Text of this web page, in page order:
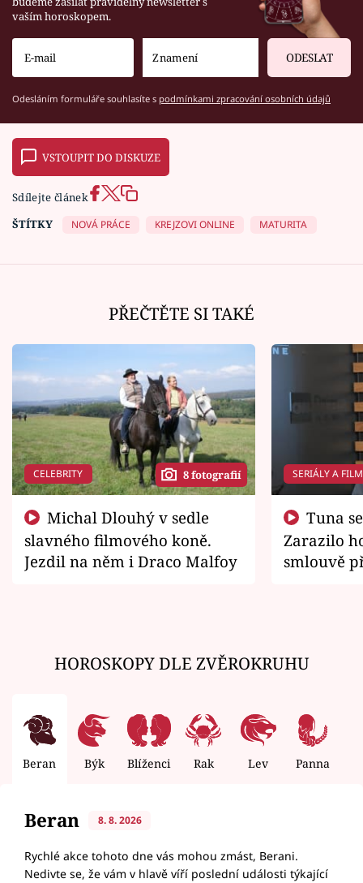
vaším horoskopem.
ODESLAT
Odesláním formuláře souhlasíte s podmínkami zpracování osobních údajů
VSTOUPIT DO DISKUZE
Sdílejte článek
ŠTÍTKY
NOVÁ PRÁCE KREJZOVI ONLINE MATURITA
PŘEČTĚTE SI TAKÉ
CELEBRITY 8 fotografií
slavného filmového koně.
Jezdil na něm i Draco Malfoy
SERIÁLY A
Zarazilo
smlouvě
HOROSKOPY DLE ZVĚROKRUHU
Beran Býk Blíženci Rak Lev Panna
Beran 8. 8. 2026
Rychlé akce tohoto dne vás mohou zmást, Berani.
Nedivte se, že vám v hlavě víří poslední události týkající